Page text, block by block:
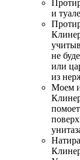
и
не
или
из
Моем